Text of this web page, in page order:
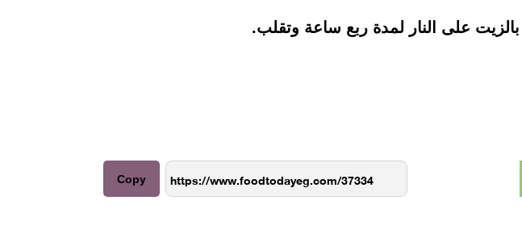
على النار لمدة ربع ساعة وتقلب.
Copy